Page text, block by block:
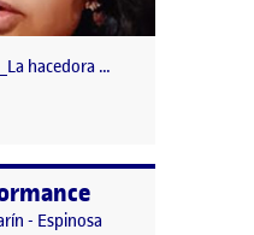
hacedora …
- Espinosa